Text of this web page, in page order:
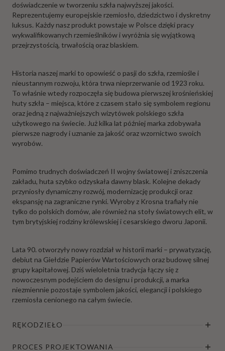
doświadczenie w tworzeniu szkła najwyższej jakości.
Reprezentujemy europejskie rzemiosło, dziedzictwo i dyskretny
luksus. Każdy nasz produkt powstaje w Polsce dzięki pracy
wykwalifikowanych rzemieślników i wyróżnia się wyjątkową
przejrzystością, trwałością oraz blaskiem.
Historia naszej marki to opowieść o pasji do szkła, rzemiośle i
nieustannym rozwoju, która trwa nieprzerwanie od 1923 roku.
To właśnie wtedy rozpoczęła się budowa pierwszej krośnieńskiej
huty szkła – miejsca, które z czasem stało się symbolem regionu
oraz jedną z najważniejszych wizytówek polskiego szkła
użytkowego na świecie. Już kilka lat później marka zdobywała
pierwsze nagrody i uznanie za jakość oraz wzornictwo swoich
wyrobów.
Pomimo trudnych doświadczeń II wojny światowej i zniszczenia
zakładu, huta szybko odzyskała dawny blask. Kolejne dekady
przyniosły dynamiczny rozwój, modernizację produkcji oraz
ekspansję na zagraniczne rynki. Wyroby z Krosna trafiały nie
tylko do polskich domów, ale również na stoły światowych elit, w
tym brytyjskiej rodziny królewskiej i cesarskiego dworu Japonii.
Lata 90. otworzyły nowy rozdział w historii marki – prywatyzację,
debiut na Giełdzie Papierów Wartościowych oraz budowę silnej
grupy kapitałowej. Dziś wieloletnia tradycja łączy się z
nowoczesnym podejściem do designu i produkcji, a marka
niezmiennie pozostaje symbolem jakości, elegancji i polskiego
rzemiosła cenionego na całym świecie.
RĘKODZIEŁO
PROCES PROJEKTOWANIA